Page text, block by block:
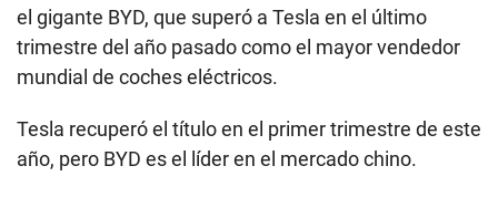
el gigante BYD, que superó a Tesla en el último
trimestre del año pasado como el mayor vendedor
mundial de coches eléctricos.
Tesla recuperó el título en el primer trimestre de este
año, pero BYD es el líder en el mercado chino.